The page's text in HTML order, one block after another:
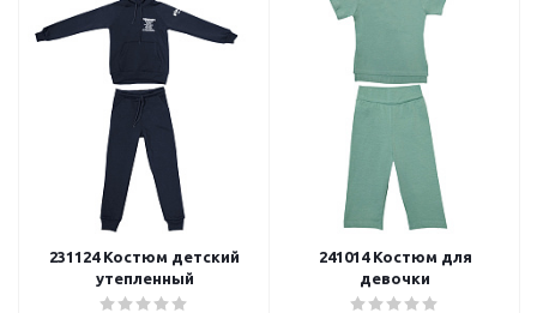
231124 Костюм детский
утепленный
241014 Костюм для
девочки